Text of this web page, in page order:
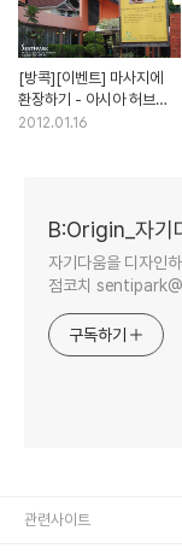
[방콕][이벤트] 마사지에
환장하기 - 아시아 허브
어소시에이션
2012.01.16
B:Origin_자기
자기다움을 디자인
점코치
구독하기
관련사이트